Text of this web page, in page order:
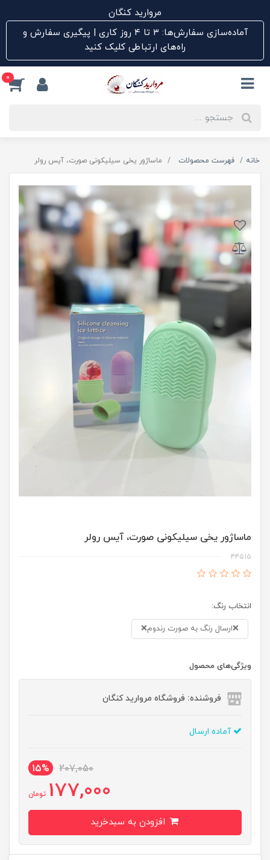
مروارید کنگان
آماده‌سازی سفارش‌ها: ۳ تا ۴ روز کاری | پیگیری سفارش و
راه‌های ارتباطی کلیک کنید
0
خانه فهرست محصولات ماساژور یخی سیلیکونی صورت، آیس رولر
ماساژور یخی سیلیکونی صورت، آیس رولر
۴۴۵۱۵
انتخاب رنگ:
❌ارسال رنگ به صورت رندوم❌
ویژگی‌های محصول
فروشنده: فروشگاه مروارید کنگان
آماده ارسال
207,050
15%
177,000 تومان